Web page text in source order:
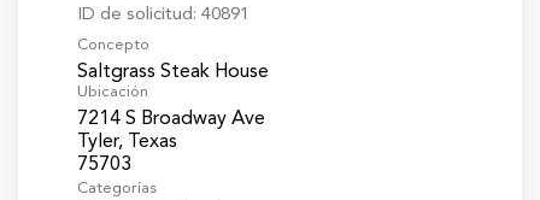
ID de solicitud: 40891
Concepto
Saltgrass Steak House
Ubicación
7214 S Broadway Ave
Tyler, Texas
Categorías